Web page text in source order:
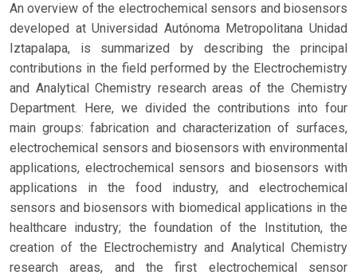
An overview of the electrochemical sensors and biosensors
developed at Universidad Autónoma Metropolitana Unidad
Iztapalapa, is summarized by describing the principal
contributions in the field performed by the Electrochemistry
and Analytical Chemistry research areas of the Chemistry
Department. Here, we divided the contributions into four
main groups: fabrication and characterization of surfaces,
electrochemical sensors and biosensors with environmental
applications, electrochemical sensors and biosensors with
applications in the food industry, and electrochemical
sensors and biosensors with biomedical applications in the
healthcare industry; the foundation of the Institution, the
creation of the Electrochemistry and Analytical Chemistry
research areas, and the first electrochemical sensor